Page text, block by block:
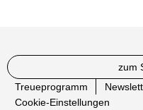
zum
Treueprogramm
Cookie-Einstellungen